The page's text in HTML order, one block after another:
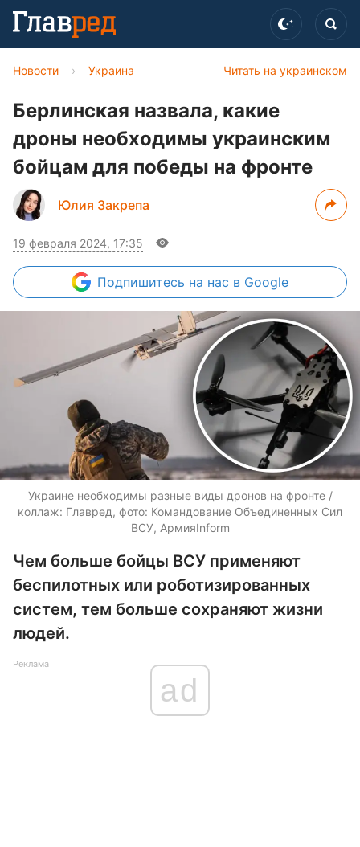
Читать на украинском
Новости › Украина
Берлинская назвала, какие
дроны необходимы украинским
бойцам для победы на фронте
Юлия Закрепа
19 февраля 2024, 17:35
Подпишитесь на нас в Google
Украине необходимы разные виды дронов на фронте /
коллаж: Главред, фото: Командование Объединенных Сил
ВСУ, АрмияInform
Чем больше бойцы ВСУ применяют
беспилотных или роботизированных
систем, тем больше сохраняют жизни
людей.
Реклама
ad